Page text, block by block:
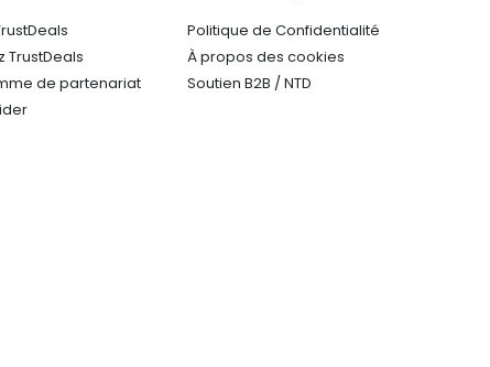
TrustDeals
de partenariat
Politique de Confidentialité
À propos des cookies
Soutien B2B / NTD